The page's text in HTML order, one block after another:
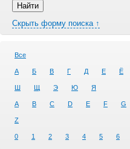
Скрыть форму поиска ↑
Все
А Б В Г Д Е Ё
Ш Щ Э Ю Я
A B C D E F G
Z
0 1 2 3 4 5 6